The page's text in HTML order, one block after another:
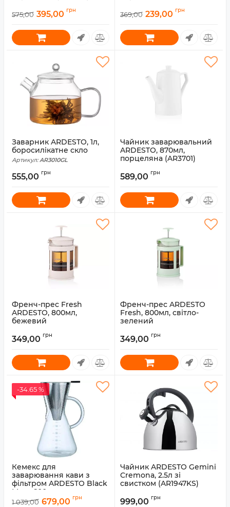
575,00 395,00 грн 369,00 239,00 грн
Заварник ARDESTO, 1л,
боросилікатне скло
Артикул: AR3010GL
555,00 грн
Чайник заварювальний
ARDESTO, 870мл,
порцеляна (AR3701)
589,00 грн
Френч-прес Fresh
ARDESTO, 800мл,
бежевий
349,00 грн
Френч-прес ARDESTO
Fresh, 800мл, світло-
зелений
349,00 грн
-34.65 %
Кемекс для
заварювання кави з
фільтром ARDESTO Black
Mars, 600мл,
боросилікатне скло
1 039,00 679,00 грн
Чайник ARDESTO Gemini
Cremona, 2.5л зі
свистком (AR1947KS)
999,00 грн